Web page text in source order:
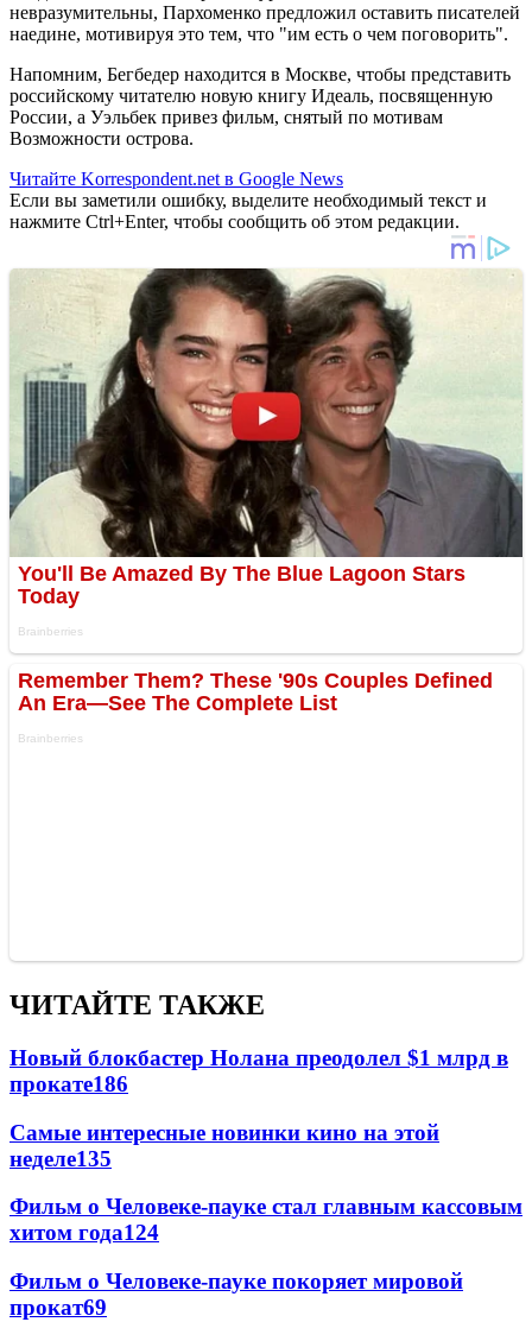
невразумительны, Пархоменко предложил оставить писателей
наедине, мотивируя это тем, что "им есть о чем поговорить".
Напомним, Бегбедер находится в Москве, чтобы представить
российскому читателю новую книгу Идеаль, посвященную
России, а Уэльбек привез фильм, снятый по мотивам
Возможности острова.
Читайте Korrespondent.net в Google News
Если вы заметили ошибку, выделите необходимый текст и
нажмите Ctrl+Enter, чтобы сообщить об этом редакции.
ЧИТАЙТЕ ТАКЖЕ
Новый блокбастер Нолана преодолел $1 млрд в
прокате186
Самые интересные новинки кино на этой
неделе135
Фильм о Человеке-пауке стал главным кассовым
хитом года124
Фильм о Человеке-пауке покоряет мировой
прокат69